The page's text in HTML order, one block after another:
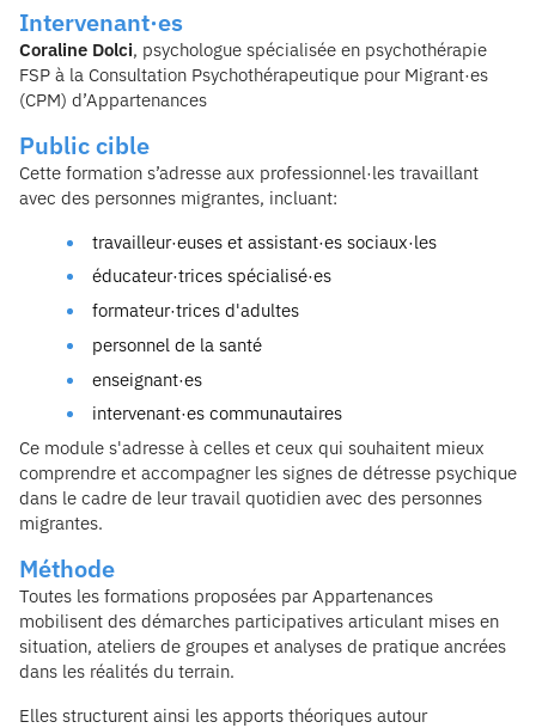
Intervenant·es
Coraline Dolci, psychologue spécialisée en psychothérapie
FSP à la Consultation Psychothérapeutique pour Migrant·es
(CPM) d’Appartenances
Public cible
Cette formation s’adresse aux professionnel·les travaillant
avec des personnes migrantes, incluant:
travailleur·euses et assistant·es sociaux·les
éducateur·trices spécialisé·es
formateur·trices d'adultes
personnel de la santé
enseignant·es
intervenant·es communautaires
Ce module s'adresse à celles et ceux qui souhaitent mieux
comprendre et accompagner les signes de détresse psychique
dans le cadre de leur travail quotidien avec des personnes
migrantes.
Méthode
Toutes les formations proposées par Appartenances
mobilisent des démarches participatives articulant mises en
situation, ateliers de groupes et analyses de pratique ancrées
dans les réalités du terrain.
Elles structurent ainsi les apports théoriques autour